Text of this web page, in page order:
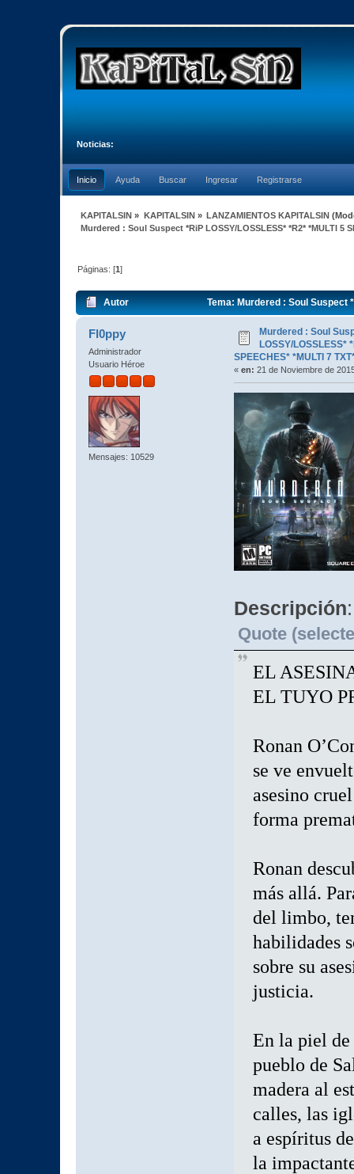
Noticias:
Inicio Ayuda Buscar Ingresar Registrarse
KAPITALSIN » KAPITALSIN» LANZAMIENTOS KAPITALSIN
Murdered : Soul Suspect *RiP LOSSY/LOSSLESS* *R2* *MULTI 5
Páginas: [1]
Autor Tema: Murdered : Soul Suspect
12015 veces)
Fl0ppy
Administrador
Usuario Héroe
Mensajes: 10529
Murdered : Soul
LOSSY/LOSSLESS*
SPEECHES* *MULTI 7
« en: 21 de Noviembre de
Descripción:
Quote
EL
EL TUYO
Ronan
se ve
asesino
forma
Ronan
más allá.
del limbo,
habilidades
sobre su
justicia.
En la piel
pueblo de
madera al
calles, las
a espíritus
la